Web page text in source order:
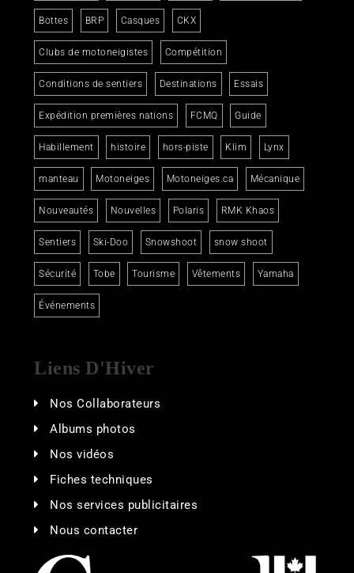
Bottes BRP Casques CKX
Clubs de motoneigistes Compétition
Conditions de sentiers Destinations Essais
Expédition premières nations FCMQ Guide
Habillement histoire hors-piste Klim Lynx
manteau Motoneiges Motoneiges.ca Mécanique
Nouveautés Nouvelles Polaris RMK Khaos
Sentiers Ski-Doo Snowshoot snow shoot
Sécurité Tobe Tourisme Vêtements Yamaha
Événements
Liens D'Hiver
Nos Collaborateurs
Albums photos
Nos vidéos
Fiches techniques
Nos services publicitaires
Nous contacter